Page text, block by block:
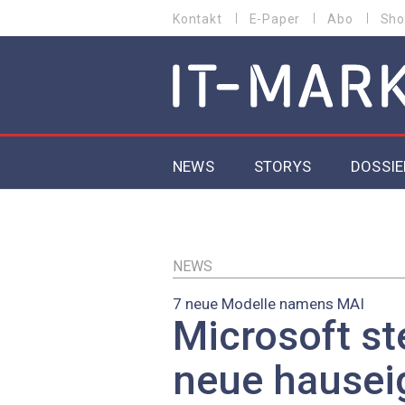
zum
MENU
Kontakt E-Paper Abo
MAIN NAVIGATION
NEWS STORYS
EU-
NEWS
7 neue Modelle namens MAI
Microsoft
neue